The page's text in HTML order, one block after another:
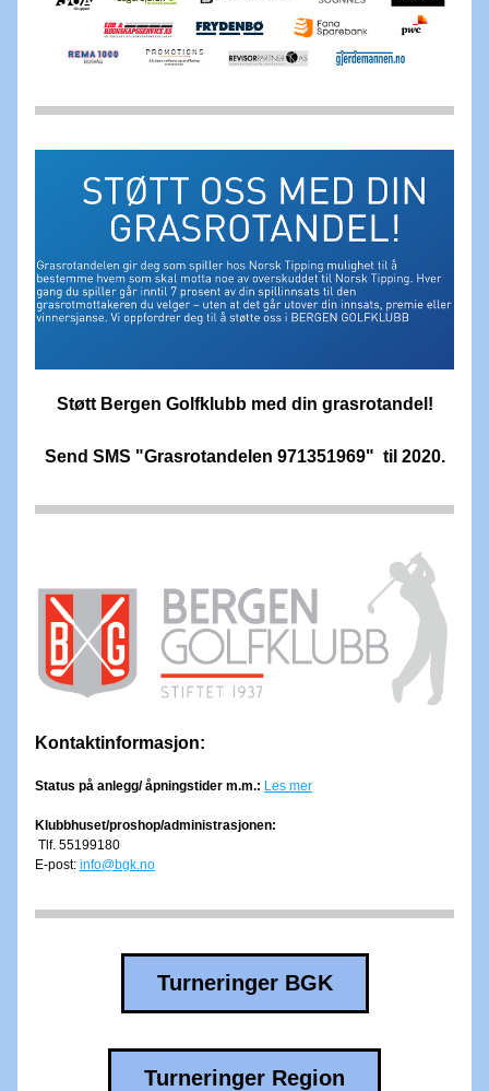
Støtt Bergen Golfklubb med din grasrotandel!
Send SMS "Grasrotandelen 971351969"  til 2020.
Kontaktinformasjon:
Status på anlegg/ åpningstider m.m.: Les mer
Klubbhuset/proshop/administrasjonen:
Tlf. 55199180
E-post: info@bgk.no
Turneringer BGK
Turneringer Region